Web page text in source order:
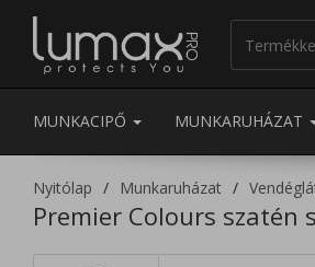
MUNKACIPŐ MUNKARUHÁZAT
Nyitólap Munkaruházat
Premier Colours szatén